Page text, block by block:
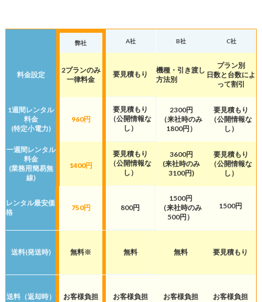
弊社 A社 B社 C社
料金設定
2プランのみ
一律料金
要見積もり
機種・引き渡し
方法別
プラン別
日数と台数によ
って割引
1週間レンタル
料金
(特定小電力)
960円
要見積もり
（公開情報な
し）
2300円
（来社時のみ
1800円）
要見積もり
（公開情報な
し）
一週間レンタル
料金
(業務用簡易無
線)
1400円
要見積もり
（公開情報な
し）
3600円
(来社時のみ
3100円)
要見積もり
（公開情報な
し）
レンタル最安価
格
750円 800円
1500円
（来社時のみ
500円）
1500円
送料(発送時) 無料※ 無料 無料 要見積もり
送料（返却時） お客様負担 お客様負担 お客様負担 お客様負担